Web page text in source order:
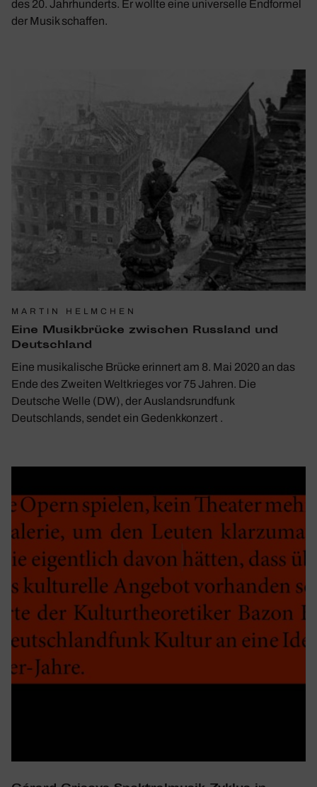
des 20. Jahrhunderts. Er wollte eine universelle Endformel
der Musik schaffen.
MARTIN HELMCHEN
Eine Musik­brücke zwischen Russ­land und
Deutsch­land
Eine musikalische Brücke erinnert am 8. Mai 2020 an das
Ende des Zweiten Weltkrieges vor 75 Jahren. Die
Deutsche Welle (DW), der Auslandsrundfunk
Deutschlands, sendet ein Gedenkkonzert .